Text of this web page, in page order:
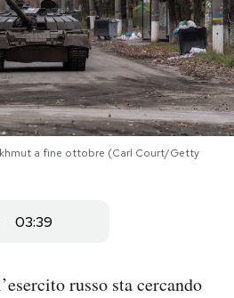
a fine ottobre (Carl Court/Getty
03:39
russo sta cercando